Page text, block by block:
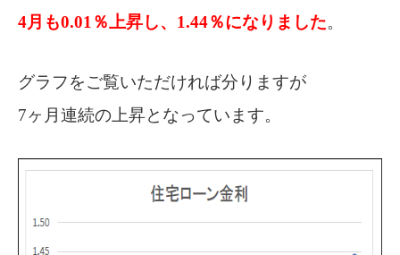
4月も0.01％上昇し、1.44％になりました。
グラフをご覧いただければ分りますが
7ヶ月連続の上昇となっています。